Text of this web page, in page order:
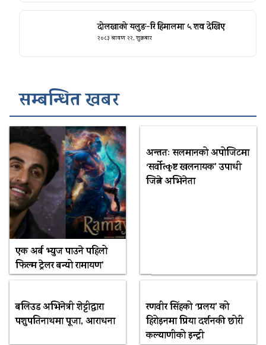
दोलखाको यलुङ-रि हिमालमा ५ शव देखिए
२०८३ श्रावण २२, शुक्रबार
सम्बन्धित खबर
एक अर्ब भ्युज पाउने पहिलो
फिल्म ट्रेलर बन्यो रामायण’
अन्ततः सलमानको अपोजिटमा
‘सर्वोत्कृष्ट खलनायक’ उपाधी
जित्ने अभिनेता
बलिउड अभिनेत्री शेट्टीद्वारा
पशुपतिनाथमा पूजा, आराधना
रणवीर सिंहको ‘प्रलय’ को
हिरोइनमा प्रिया दर्शनकी छोरी
कल्याणीको इन्ट्री